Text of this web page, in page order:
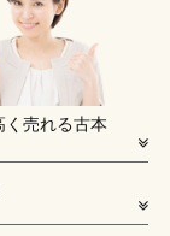
売れる古本